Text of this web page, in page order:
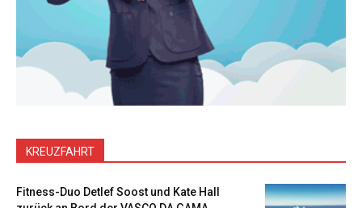
KREUZFAHRT
Fitness-Duo Detlef Soost und Kate Hall